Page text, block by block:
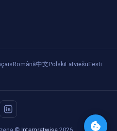
Română中文PolskiLatviešuEesti